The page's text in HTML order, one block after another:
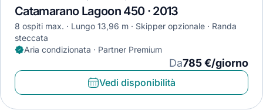
Catamarano Lagoon 450 · 2013
8 ospiti max. Lungo 13,96 m Skipper opzionale
Randa
steccata
Aria condizionata · Partner Premium
Da785 €/giorno
Vedi disponibilità